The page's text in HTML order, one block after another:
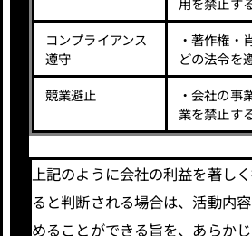
コンプライアンス
遵守
・著作権・
どの法令を
競業避止
・会社の事
業を禁止す
上記のように会社の利益を著し
ると判断される場合は、活動内
めることができる旨を、あらか